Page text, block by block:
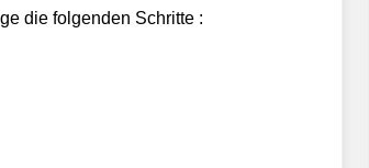
die folgenden Schritte :